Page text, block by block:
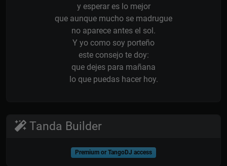
y esperar es lo mejor
que aunque mucho se madrugue
no aparece antes el sol.
Y yo como soy porteño
este consejo te doy:
que dejes para mañana
lo que puedas hacer hoy.
Tanda Builder
Premium or TangoDJ access